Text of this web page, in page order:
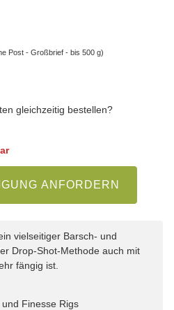
Post - Großbrief - bis 500 g)
gleichzeitig bestellen?
ANFORDERN
vielseitiger Barsch- und
Drop-Shot-Methode auch mit
fängig ist.
Finesse Rigs